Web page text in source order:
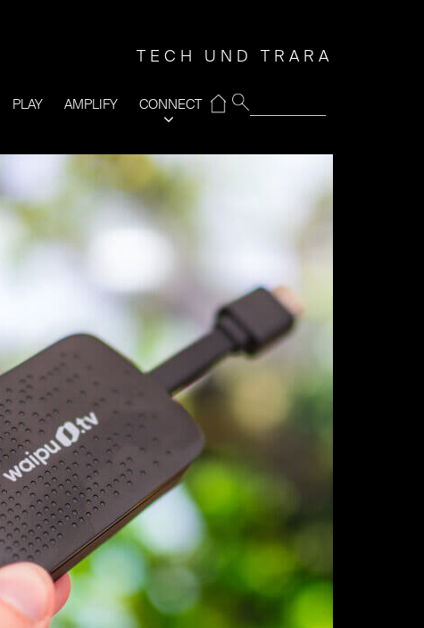
TECH UND TRARA
PLAY AMPLIFY CONNECT
⌂